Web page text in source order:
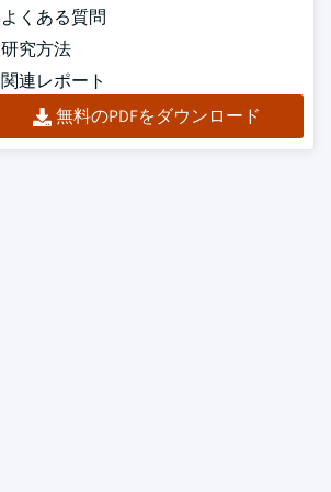
よくある質問
研究方法
関連レポート
無料のPDFをダウンロード